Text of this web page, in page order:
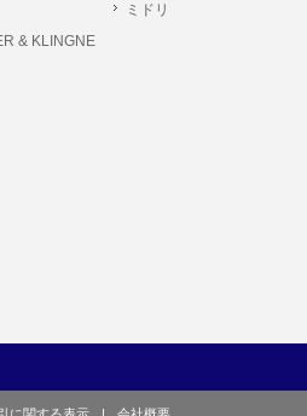
れのある行為。
ミドリ
& KLINGNE